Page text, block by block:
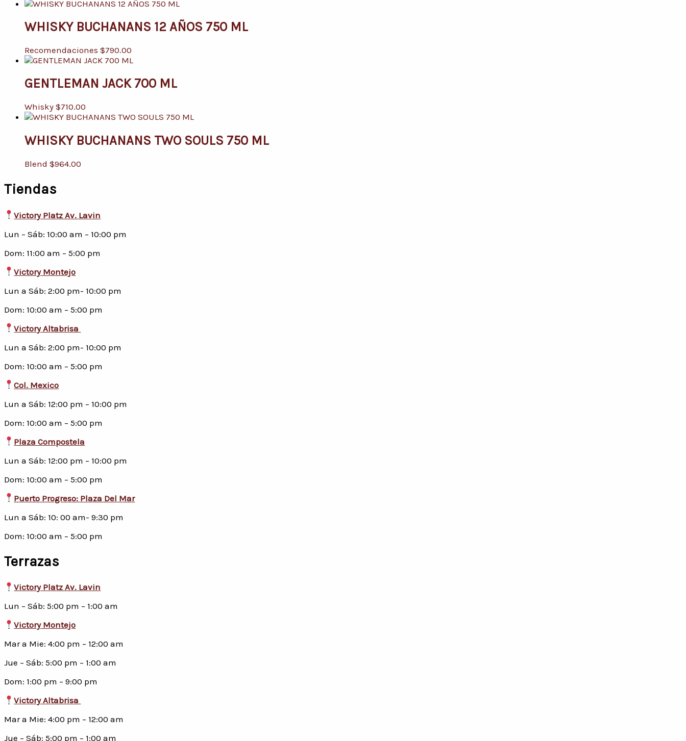
WHISKY BUCHANANS 12 AÑOS 750 ML
Recomendaciones $790.00
GENTLEMAN JACK 700 ML
Whisky $710.00
WHISKY BUCHANANS TWO SOULS 750 ML
Blend $964.00
Tiendas
Victory Platz Av. Lavin
Lun – Sáb: 10:00 am – 10:00 pm
Dom: 11:00 am – 5:00 pm
Victory Montejo
Lun a Sáb: 2:00 pm- 10:00 pm
Dom: 10:00 am – 5:00 pm
Victory Altabrisa
Lun a Sáb: 2:00 pm- 10:00 pm
Dom: 10:00 am – 5:00 pm
Col. Mexico
Lun a Sáb: 12:00 pm – 10:00 pm
Dom: 10:00 am – 5:00 pm
Plaza Compostela
Lun a Sáb: 12:00 pm – 10:00 pm
Dom: 10:00 am – 5:00 pm
Puerto Progreso: Plaza Del Mar
Lun a Sáb: 10: 00 am- 9:30 pm
Dom: 10:00 am – 5:00 pm
Terrazas
Victory Platz Av. Lavin
Lun – Sáb: 5:00 pm – 1:00 am
Victory Montejo
Mar a Mie: 4:00 pm – 12:00 am
Jue – Sáb: 5:00 pm – 1:00 am
Dom: 1:00 pm – 9:00 pm
Victory Altabrisa
Mar a Mie: 4:00 pm – 12:00 am
Jue – Sáb: 5:00 pm – 1:00 am